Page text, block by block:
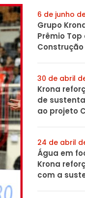
6 de junho
Grupo
Prêmio Top
Construção
30 de abril
Krona
de
ao projeto
24 de abril
Água em
Krona
com a